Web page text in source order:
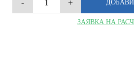
ЗАЯВКА НА